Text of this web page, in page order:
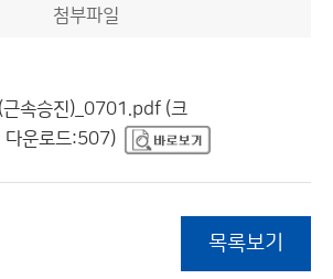
첨부파일
근속승진)_0701.pdf (크
운로드:507)
목록보기